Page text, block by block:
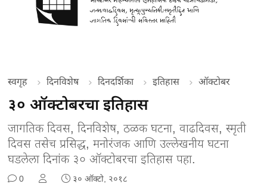
स्वगृह दिनविशेष दिनदर्शिका इतिहास ऑक्टोबर
३० ऑक्टोबरचा इतिहास
जागतिक दिवस, दिनविशेष, ठळक घटना, वाढदिवस, स्मृती
दिवस तसेच प्रसिद्ध, मनोरंजक आणि उल्लेखनीय घटना
घडलेला दिनांक ३० ऑक्टोबरचा इतिहास पहा.
0 ३० ऑक्टो, २०१८